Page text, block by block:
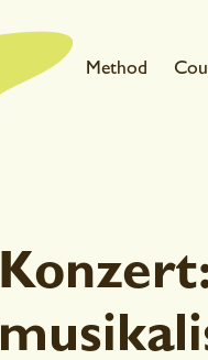
Method